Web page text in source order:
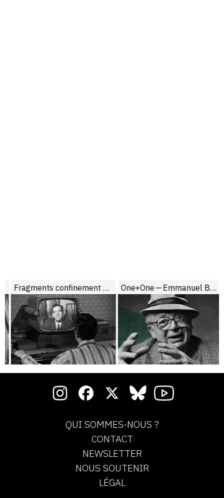
Fragments confinement #7 One+One — Emmanuel Burdeau face à Wilder
QUI SOMMES-NOUS ?
CONTACT
NEWSLETTER
NOUS SOUTENIR
LÉGAL